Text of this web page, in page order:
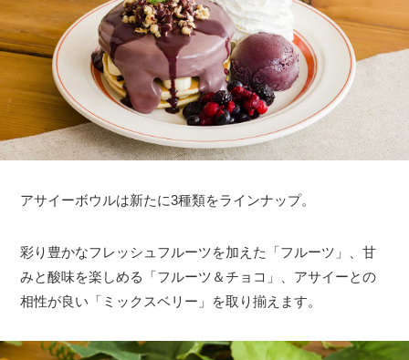
アサイーボウルは新たに3種類をラインナップ。
彩り豊かなフレッシュフルーツを加えた「フルーツ」、甘
みと酸味を楽しめる「フルーツ＆チョコ」、アサイーとの
相性が良い「ミックスベリー」を取り揃えます。